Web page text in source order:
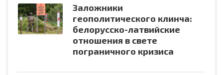
Заложники
геополитического клинча:
белорусско-латвийские
отношения в свете
пограничного кризиса